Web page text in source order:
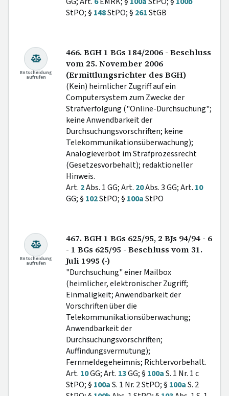
StPO; § 148StPO; § 261StGB
Entscheidung
aufrufen
466. BGH 1 BGs 184/2006 - Beschluss
vom 25. November 2006
(Ermittlungsrichter des BGH)
(Kein) heimlicher Zugriff auf ein
Computersystem zum Zwecke der
Strafverfolgung ("Online-Durchsuchung";
keine Anwendbarkeit der
Durchsuchungsvorschriften; keine
Telekommunikationsüberwachung);
Analogieverbot im Strafprozessrecht
(Gesetzesvorbehalt); redaktioneller
Hinweis.
Art. 2Abs. 1 GG; Art. 20Abs. 3 GG; Art. 10
GG; § 102StPO; § 100aStPO
Entscheidung
aufrufen
467. BGH 1 BGs 625/95, 2 BJs 94/94 - 6
- 1 BGs 625/95 - Beschluss vom 31.
Juli 1995 (-)
"Durchsuchung" einer Mailbox
(heimlicher, elektronischer Zugriff;
Einmaligkeit; Anwendbarkeit der
Vorschriften über die
Telekommunikationsüberwachung;
Anwendbarkeit der
Durchsuchungsvorschriften;
Auffindungsvermutung);
Fernmeldegeheimnis; Richtervorbehalt.
Art. 10GG; Art. 13GG; § 100aS. 1 Nr. 1 c
StPO; § 100aS. 1 Nr. 2 StPO; § 100aS. 2